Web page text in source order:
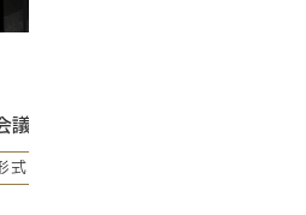
室A（定員4名）
式